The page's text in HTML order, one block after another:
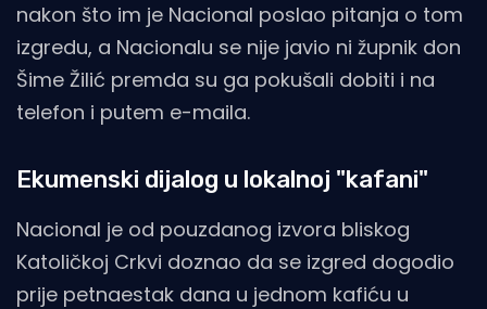
nakon što im je Nacional poslao pitanja o tom
izgredu, a Nacionalu se nije javio ni župnik don
Šime Žilić premda su ga pokušali dobiti i na
telefon i putem e-maila.
Ekumenski dijalog u lokalnoj "kafani"
Nacional je od pouzdanog izvora bliskog
Katoličkoj Crkvi doznao da se izgred dogodio
prije petnaestak dana u jednom kafiću u